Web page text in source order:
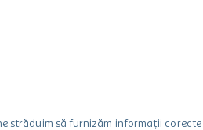
străduim să furnizăm informații